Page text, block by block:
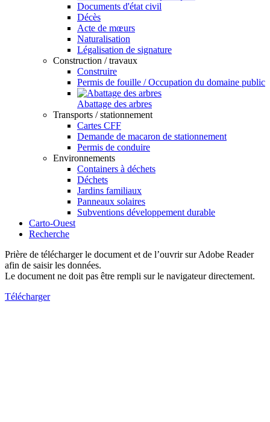
Documents d'état civil
Décès
Acte de mœurs
Naturalisation
Légalisation de signature
Construction / travaux
Construire
Permis de fouille / Occupation du domaine public
Abattage des arbres
Transports / stationnement
Cartes CFF
Demande de macaron de stationnement
Permis de conduire
Environnements
Containers à déchets
Déchets
Jardins familiaux
Panneaux solaires
Subventions développement durable
Carto-Ouest
Recherche
Prière de télécharger le document et de l’ouvrir sur Adobe Reader
afin de saisir les données.
Le document ne doit pas être rempli sur le navigateur directement.
Télécharger